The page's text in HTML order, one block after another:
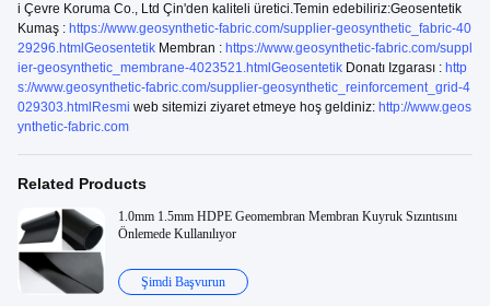
i Çevre Koruma Co., Ltd Çin'den kaliteli üretici.Temin edebiliriz:Geosentetik
Kumaş : https://www.geosynthetic-fabric.com/supplier-geosynthetic_fabric-40
29296.htmlGeosentetik Membran : https://www.geosynthetic-fabric.com/suppl
ier-geosynthetic_membrane-4023521.htmlGeosentetik Donatı Izgarası : http
s://www.geosynthetic-fabric.com/supplier-geosynthetic_reinforcement_grid-4
029303.htmlResmi web sitemizi ziyaret etmeye hoş geldiniz: http://www.geos
ynthetic-fabric.com
Related Products
1.0mm 1.5mm HDPE Geomembran Membran Kuyruk Sızıntısını
Önlemede Kullanılıyor
Şimdi Başvurun